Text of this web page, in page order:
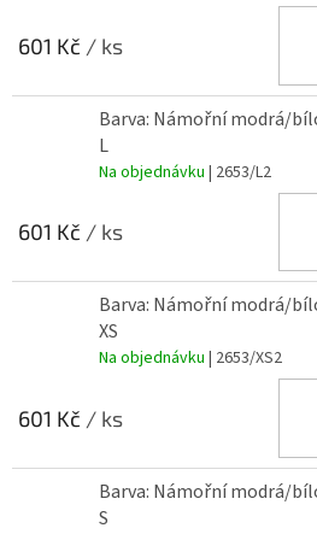
601 Kč / ks
Barva: Námořní modrá/
L
Na objednávku | 2653/L2
601 Kč / ks
Barva: Námořní modrá/
XS
Na objednávku | 2653/XS2
601 Kč / ks
Barva: Námořní modrá/
S